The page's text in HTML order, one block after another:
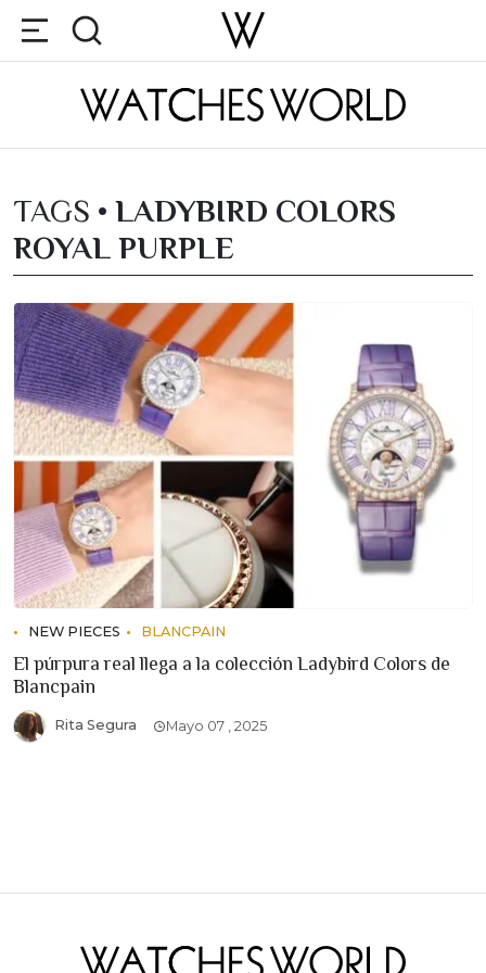
TAGS • LADYBIRD COLORS
ROYAL PURPLE
NEW PIECES BLANCPAIN
El púrpura real llega a la colección Ladybird Colors de
Blancpain
Rita Segura Mayo 07 , 2025